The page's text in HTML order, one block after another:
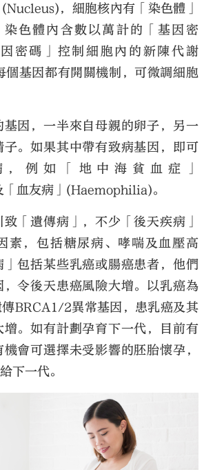
，細胞核內有「染色體」
染色體內含數以萬計的「基因密
密碼」控制細胞內的新陳代謝
基因都有開關機制，可微調細胞
因，一半來自母親的卵子，另一
。如果其中帶有致病基因，即可
例如「地中海貧血症」
血友病」(Haemophilia)。
「遺傳病」，不少「後天疾病」
素，包括糖尿病、哮喘及血壓高
包括某些乳癌或腸癌患者，他們
令後天患癌風險大增。以乳癌為
BRCA1/2異常基因，患乳癌及其
。如有計劃孕育下一代，目前有
會可選擇未受影響的胚胎懷孕，
下一代。